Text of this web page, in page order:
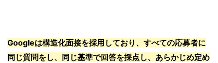
Googleは構造化面接を採用しており、すべての応募者に
同じ質問をし、同じ基準で回答を採点し、あらかじめ定め